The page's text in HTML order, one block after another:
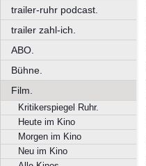
trailer-ruhr podcast.
trailer zahl-ich.
ABO.
Bühne.
Film.
Kritikerspiegel Ruhr.
Heute im Kino
Morgen im Kino
Neu im Kino